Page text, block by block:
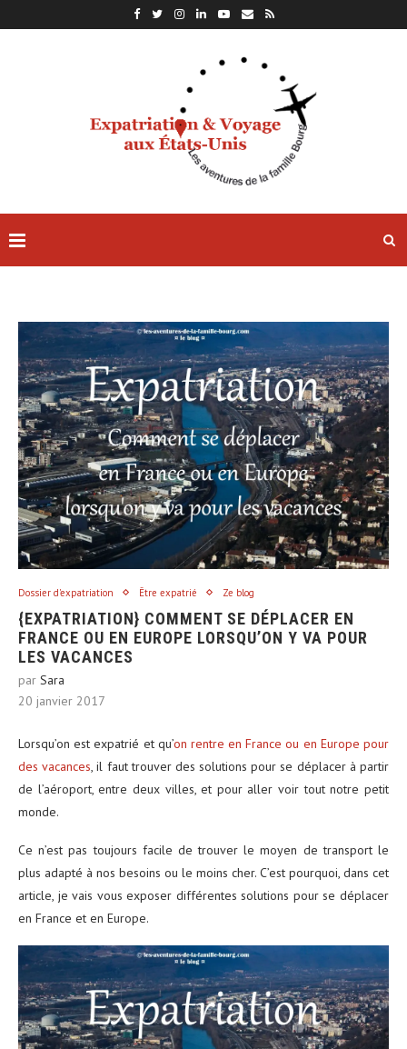
Dossier d'expatriation Être expatrié Ze blog
{EXPATRIATION} COMMENT SE DÉPLACER EN
FRANCE OU EN EUROPE LORSQU’ON Y VA POUR
LES VACANCES
par Sara
20 janvier 2017
Lorsqu’on est expatrié et qu’on rentre en France ou en Europe pour
des vacances, il faut trouver des solutions pour se déplacer à partir
de l’aéroport, entre deux villes, et pour aller voir tout notre petit
monde.
Ce n’est pas toujours facile de trouver le moyen de transport le
plus adapté à nos besoins ou le moins cher. C’est pourquoi, dans cet
article, je vais vous exposer différentes solutions pour se déplacer
en France et en Europe.